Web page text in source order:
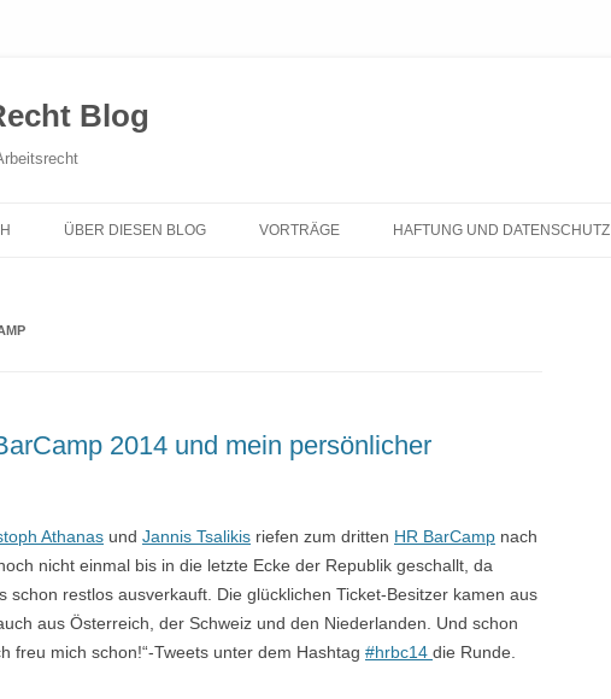
Blog
Inhalt
ÜBER DIESEN BLOG VORTRÄGE HAFTUNG UND DATENSCHUTZ
2014 und mein persönlicher
Athanas und Jannis Tsalikis riefen zum dritten HR BarCamp nach
nicht einmal bis in die letzte Ecke der Republik geschallt, da
schon restlos ausverkauft. Die glücklichen Ticket-Besitzer kamen aus
aus Österreich, der Schweiz und den Niederlanden. Und schon
freu mich schon!“-Tweets unter dem Hashtag #hrbc14 die Runde.